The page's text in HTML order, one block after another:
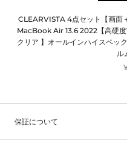
CLEARVISTA 4点セット【画面
MacBook Air 13.6 2022【高硬
クリア 】オールインハイスペッ
ル
保証について